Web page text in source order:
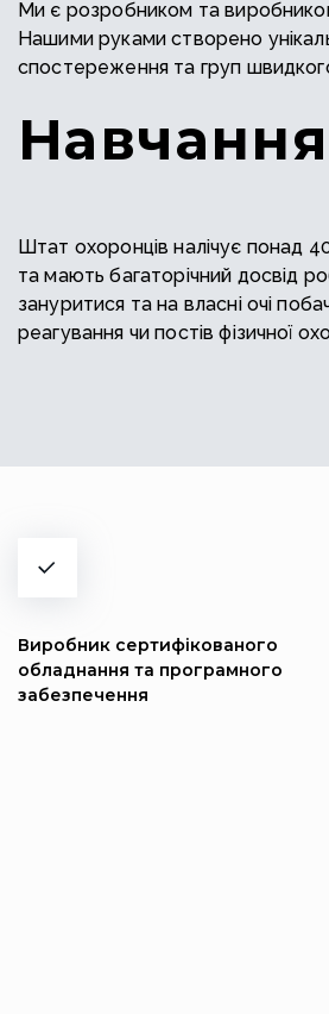
Ми є розробником та
Нашими руками створено
спостереження та груп
Навчання
Штат охоронців налічує понад
та мають багаторічний досвід
зануритися та на власні очі
реагування чи постів фізичної
Виробник сертифікованого
обладнання та програмного
забезпечення